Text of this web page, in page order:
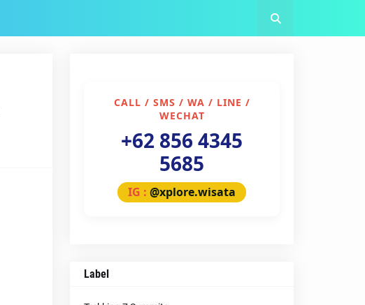
CALL / SMS / WA / LINE /
WECHAT
+62 856 4345
5685
IG : @xplore.wisata
Label